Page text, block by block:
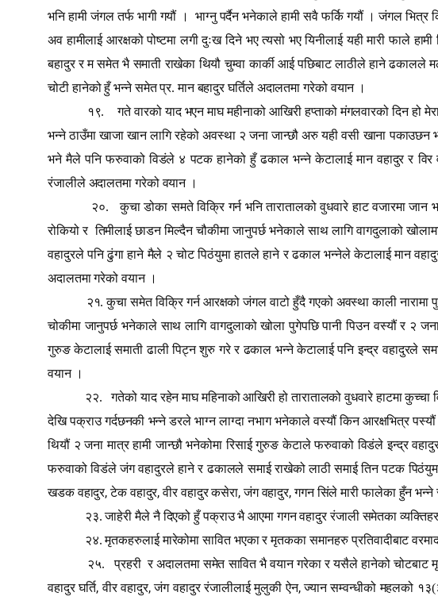
भनि हामी जंगल तर्फ भागी गयौं ।
भाग्नु पर्दैन भनेकाले हामी सवै फर्कि गयौं । जंगल भित्र
अव हामीलाई आरक्षको पोष्टमा लगी दुःख दिने भए त्यसो भए यिनीलाई यही मारी फाले
बहादुर र म समेत भै समाती राखेका थियौ चुम्वा कार्की आई पछिबाट लाठीले हाने ढकालले
चोटी हानेको हुँ भन्ने समेत प्र. मान बहादुर घर्तिले अदालतमा गरेको वयान ।
१९.
गते वारको याद भएन माघ महीनाको आखिरी हप्ताको मंगलवारको दिन हो
भन्ने ठाउँमा खाजा खान लागि रहेको अवस्था २ जना जान्छौ अरु यही वसी खाना पकाउछन
भने मैले पनि फरुवाको विडंले ४ पटक हानेको हुँ ढकाल भन्ने केटालाई मान वहादुर र
रंजालीले अदालतमा गरेको वयान ।
२०.
कुचा डोका समते विक्रि गर्न भनि तारातालको वुधवारे हाट वजारमा
रोकियो र तिमीलाई छाडन मिल्दैन चौकीमा जानुपर्छ भनेकाले साथ लागि वागदुलाको
वहादुरले पनि ढुंगा हाने मैले २ चोट पिठंयुमा हातले हाने र ढकाल भन्नेले केटालाई मान
अदालतमा गरेको वयान ।
२१. कुचा समेत विक्रि गर्न आरक्षको जंगल वाटो हुँदै गएको अवस्था काली नारामा
चोकीमा जानुपर्छ भनेकाले साथ लागि वागदुलाको खोला पुगेपछि पानी पिउन वस्यौं र २
गुरुङ केटालाई समाती ढाली पिट्न शुरु गरे र ढकाल भन्ने केटालाई पनि इन्द्र वहादुरले
वयान ।
२२.
गतेको याद रहेन माघ महिनाको आखिरी हो तारातालको वुधवारे हाटमा
देखि पक्राउ गर्दछनकी भन्ने डरले भाग्न लाग्दा नभाग भनेकाले वस्यौं किन आरक्षभित्र
थियौं २ जना मात्र हामी जान्छौ भनेकोमा रिसाई गुरुङ केटाले फरुवाको विडंले इन्द्र
फरुवाको विडंले जंग वहादुरले हाने र ढकालले समाई राखेको लाठी समाई तिन पटक
खडक वहादुर,टेक वहादुर,वीर वहादुर कसेरा,जंग वहादुर,गगन सिंले मारी फालेका हुँन भन्ने
२३. जाहेरी मैले नै दिएको हुँ पक्राउ भै आएमा गगन वहादुर रंजाली समेतका
२४. मृतकहरुलाई मारेकोमा सावित भएका र मृतकका समानहरु प्रतिवादीबाट
२५.
प्रहरी र अदालतमा समेत सावित भै वयान गरेका र यसैले हानेको चोटबाट
वहादुर घर्ति,वीर वहादुर,जंग वहादुर रंजालीलाई मुलुकी ऐन,ज्यान सम्वन्धीको महलको